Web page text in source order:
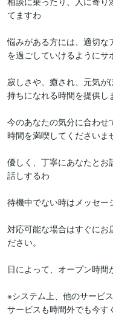
てますわ
悩みがある方には、適切な
を過ごしていけるようにサ
寂しさや、癒され、元気
持ちになれる時間を提供し
今のあなたの気分に合わせ
時間を満喫してくださいま
優しく、丁寧にあなたとお
話しするわ
待機中でない時はメッセー
対応可能な場合はすぐにお
ださい。
日によって、オープン時間
※システム上、他のサービ
サービスも時間外でも今す